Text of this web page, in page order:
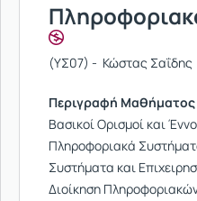
(ΥΣ07) - Κώστας Σαΐδης
Περιγραφή Μαθήματος
Βασικοί Ορισμοί και
Πληροφοριακά
Συστήματα και
Διοίκηση